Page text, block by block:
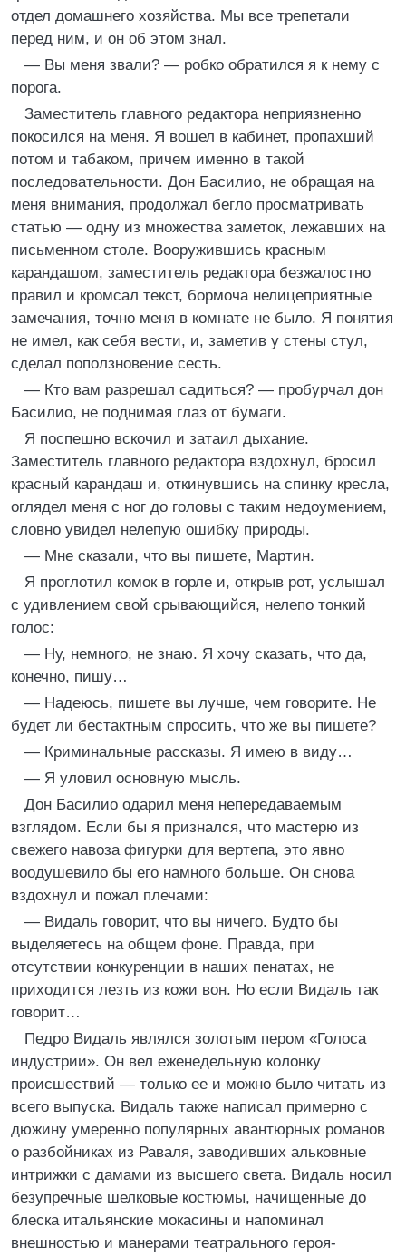
отдел домашнего хозяйства. Мы все трепетали
перед ним, и он об этом знал.
— Вы меня звали? — робко обратился я к нему с
порога.
Заместитель главного редактора неприязненно
покосился на меня. Я вошел в кабинет, пропахший
потом и табаком, причем именно в такой
последовательности. Дон Басилио, не обращая на
меня внимания, продолжал бегло просматривать
статью — одну из множества заметок, лежавших на
письменном столе. Вооружившись красным
карандашом, заместитель редактора безжалостно
правил и кромсал текст, бормоча нелицеприятные
замечания, точно меня в комнате не было. Я понятия
не имел, как себя вести, и, заметив у стены стул,
сделал поползновение сесть.
— Кто вам разрешал садиться? — пробурчал дон
Басилио, не поднимая глаз от бумаги.
Я поспешно вскочил и затаил дыхание.
Заместитель главного редактора вздохнул, бросил
красный карандаш и, откинувшись на спинку кресла,
оглядел меня c ног до головы с таким недоумением,
словно увидел нелепую ошибку природы.
— Мне сказали, что вы пишете, Мартин.
Я проглотил комок в горле и, открыв рот, услышал
с удивлением свой срывающийся, нелепо тонкий
голос:
— Ну, немного, не знаю. Я хочу сказать, что да,
конечно, пишу…
— Надеюсь, пишете вы лучше, чем говорите. Не
будет ли бестактным спросить, что же вы пишете?
— Криминальные рассказы. Я имею в виду…
— Я уловил основную мысль.
Дон Басилио одарил меня непередаваемым
взглядом. Если бы я признался, что мастерю из
свежего навоза фигурки для вертепа, это явно
воодушевило бы его намного больше. Он снова
вздохнул и пожал плечами:
— Видаль говорит, что вы ничего. Будто бы
выделяетесь на общем фоне. Правда, при
отсутствии конкуренции в наших пенатах, не
приходится лезть из кожи вон. Но если Видаль так
говорит…
Педро Видаль являлся золотым пером «Голоса
индустрии». Он вел еженедельную колонку
происшествий — только ее и можно было читать из
всего выпуска. Видаль также написал примерно с
дюжину умеренно популярных авантюрных романов
о разбойниках из Раваля, заводивших альковные
интрижки с дамами из высшего света. Видаль носил
безупречные шелковые костюмы, начищенные до
блеска итальянские мокасины и напоминал
внешностью и манерами театрального героя-